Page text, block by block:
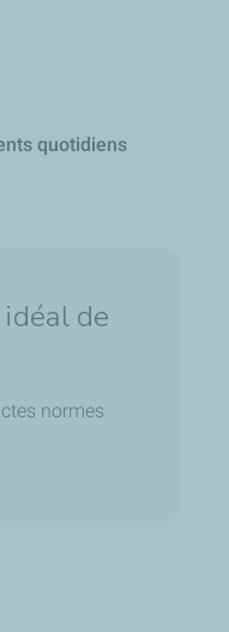
quotidiens
de
normes